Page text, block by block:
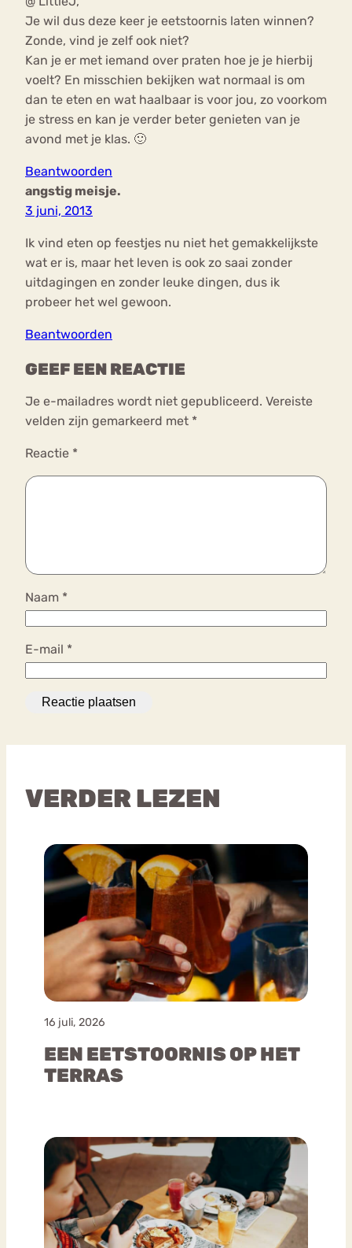
Je wil dus deze keer je eetstoornis laten winnen?
Zonde, vind je zelf ook niet?
Kan je er met iemand over praten hoe je je hierbij
voelt? En misschien bekijken wat normaal is om
dan te eten en wat haalbaar is voor jou, zo voorkom
je stress en kan je verder beter genieten van je
avond met je klas. 🙂
Beantwoorden
angstig meisje.
3 juni, 2013
Ik vind eten op feestjes nu niet het gemakkelijkste
wat er is, maar het leven is ook zo saai zonder
uitdagingen en zonder leuke dingen, dus ik
probeer het wel gewoon.
Beantwoorden
GEEF EEN REACTIE
Je e-mailadres wordt niet gepubliceerd. Vereiste
velden zijn gemarkeerd met *
Reactie *
Naam *
E-mail *
VERDER LEZEN
16 juli, 2026
EEN EETSTOORNIS OP HET
TERRAS